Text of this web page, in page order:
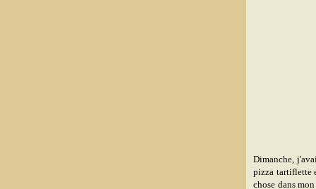
Dimanche,
pizza tartiflette
chose dans